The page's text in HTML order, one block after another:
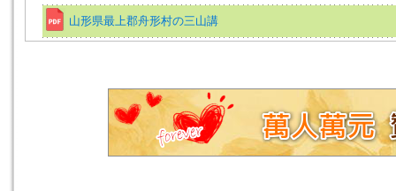
山形県最上郡舟形村の三山講